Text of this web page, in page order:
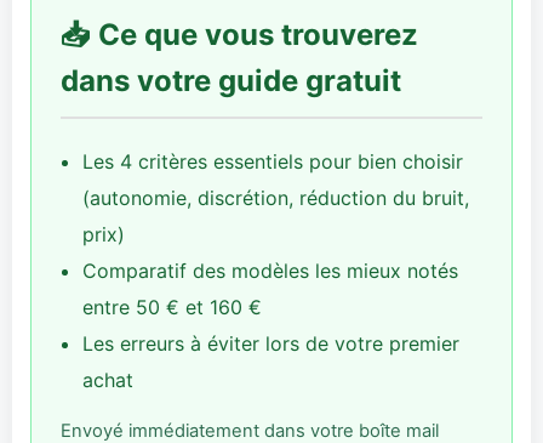
📥 Ce que vous trouverez
dans votre guide gratuit
Les 4 critères essentiels pour bien choisir
(autonomie, discrétion, réduction du bruit,
prix)
Comparatif des modèles les mieux notés
entre 50 € et 160 €
Les erreurs à éviter lors de votre premier
achat
Envoyé immédiatement dans votre boîte mail